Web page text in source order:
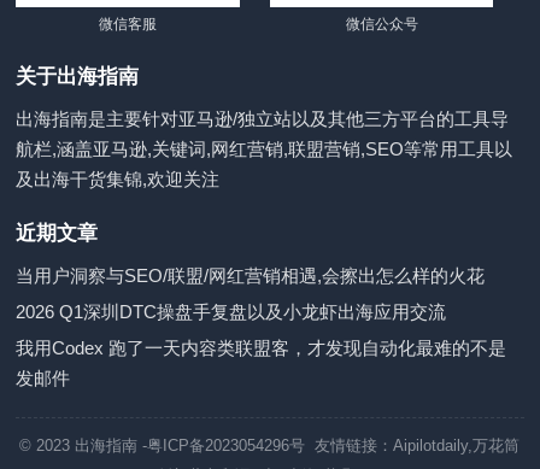
微信客服 微信公众号
关于出海指南
出海指南是主要针对亚马逊/独立站以及其他三方平台的工具导
航栏,涵盖亚马逊,关键词,网红营销,联盟营销,SEO等常用工具以
及出海干货集锦,欢迎关注
近期文章
当用户洞察与SEO/联盟/网红营销相遇,会擦出怎么样的火花
2026 Q1深圳DTC操盘手复盘以及小龙虾出海应用交流
我用Codex 跑了一天内容类联盟客，才发现自动化最难的不是
发邮件
© 2023 出海指南 -粤ICP备2023054296号 友情链接：Aipilotdaily,万花筒